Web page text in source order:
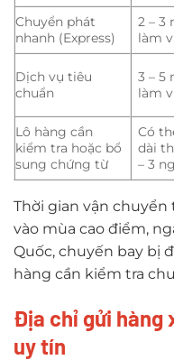
Chuyển phát
nhanh (Express)
2 – 3
làm
Dịch vụ tiêu
chuẩn
3 – 5
làm
Lô hàng cần
kiểm tra hoặc bổ
sung chứng từ
Có
dài
– 3
Thời gian vận
vào mùa cao điểm,
Quốc, chuyến bay bị
hàng cần kiểm tra
Địa chỉ gửi hàng
uy tín